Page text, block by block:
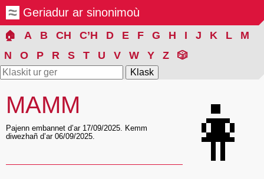
Geriadur ar sinonimoù
🏠 A B CH C’H D E F G H I J K L
M
N
O P R S T U V W Y Z 🎲
👩
MAMM
Pajenn embannet d’ar 17/09/2025. Kemm
diwezhañ d’ar 06/09/2025.